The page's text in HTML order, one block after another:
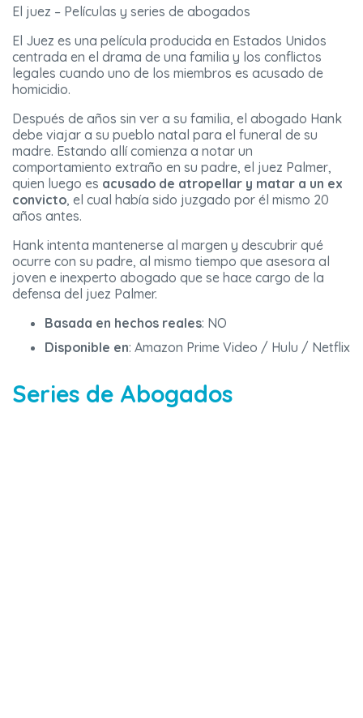
El juez – Películas y series de abogados
El Juez es una película producida en Estados Unidos
centrada en el drama de una familia y los conflictos
legales cuando uno de los miembros es acusado de
homicidio.
Después de años sin ver a su familia, el abogado Hank
debe viajar a su pueblo natal para el funeral de su
madre. Estando allí comienza a notar un
comportamiento extraño en su padre, el juez Palmer,
quien luego es acusado de atropellar y matar a un ex
convicto, el cual había sido juzgado por él mismo 20
años antes.
Hank intenta mantenerse al margen y descubrir qué
ocurre con su padre, al mismo tiempo que asesora al
joven e inexperto abogado que se hace cargo de la
defensa del juez Palmer.
Basada en hechos reales: NO
Disponible en: Amazon Prime Video / Hulu / Netflix
Series de Abogados